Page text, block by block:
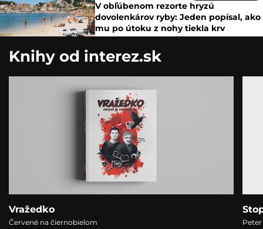
V obľúbenom rezorte hryzú
dovolenkárov ryby: Jeden popísal, ako
mu po útoku z nohy tiekla krv
Knihy od interez.sk
Vražedko
Červené na čiernobielom